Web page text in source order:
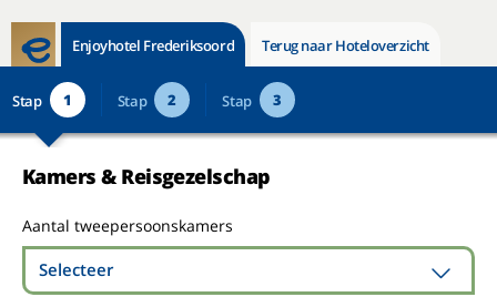
Enjoyhotel Frederiksoord Terug naar Hoteloverzicht
Stap 1 Stap 2 Stap 3
Kamers & Reisgezelschap
Aantal tweepersoonskamers
Selecteer